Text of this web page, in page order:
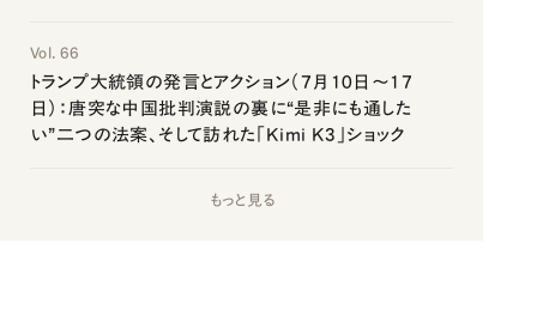
Vol. 66
トランプ大統領の発言とアクション（7月10日～17
日）：唐突な中国批判演説の裏に“是非にも通した
い”二つの法案、そして訪れた「Kimi K3」ショック
もっと見る